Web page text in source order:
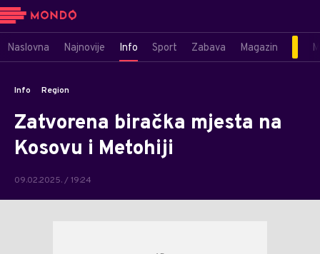
Naslovna Najnovije Info Sport Zabava Magazin
Info Region
Zatvorena biračka mjesta na
Kosovu i Metohiji
09.02.2025. / 19:24